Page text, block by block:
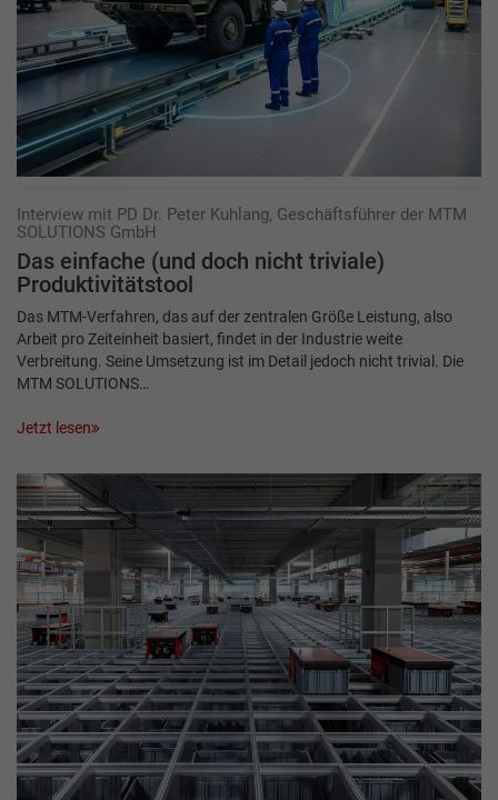
Interview mit PD Dr. Peter Kuhlang, Geschäftsführer der MTM
SOLUTIONS GmbH
Das einfache (und doch nicht triviale)
Produktivitätstool
Das MTM-Verfahren, das auf der zentralen Größe Leistung, also
Arbeit pro Zeiteinheit basiert, findet in der Industrie weite
Verbreitung. Seine Umsetzung ist im Detail jedoch nicht trivial. Die
MTM SOLUTIONS…
Jetzt lesen